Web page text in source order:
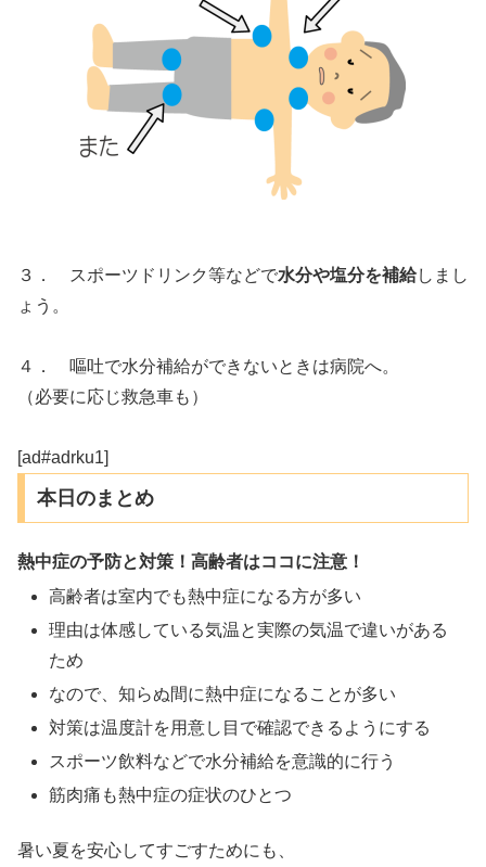
３． スポーツドリンク等などで水分や塩分を補給しまし
ょう。
４． 嘔吐で水分補給ができないときは病院へ。
（必要に応じ救急車も）
[ad#adrku1]
本日のまとめ
熱中症の予防と対策！高齢者はココに注意！
高齢者は室内でも熱中症になる方が多い
理由は体感している気温と実際の気温で違いがある
ため
なので、知らぬ間に熱中症になることが多い
対策は温度計を用意し目で確認できるようにする
スポーツ飲料などで水分補給を意識的に行う
筋肉痛も熱中症の症状のひとつ
暑い夏を安心してすごすためにも、